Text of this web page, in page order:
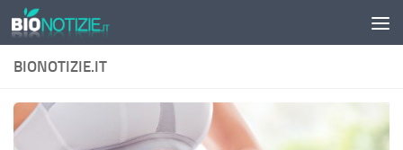
Sotto il contenuto
BIONOTIZIE.IT